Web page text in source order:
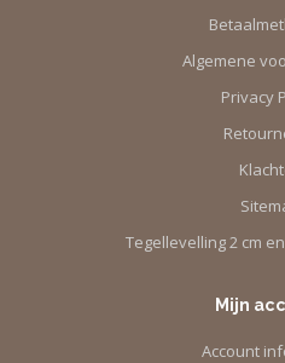
Algemene
Privacy
Tegellevelling 2 cm
Mijn
Account